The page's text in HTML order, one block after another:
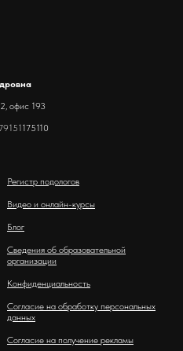
2, офис 193
175110
Регистр подологов
Видео и онлайн-курсы
Блог
Сведения об образовательной
организации
Конфиденциальность
Согласие на обработку персональных
данных
Согласие на получение рекламы